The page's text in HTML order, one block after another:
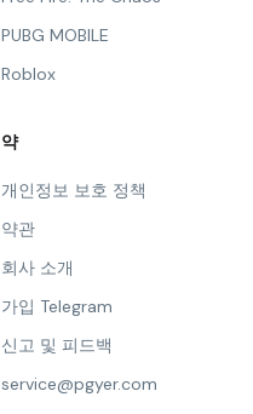
PUBG MOBILE
Roblox
약
개인정보 보호 정책
약관
회사 소개
가입 Telegram
신고 및 피드백
service@pgyer.com